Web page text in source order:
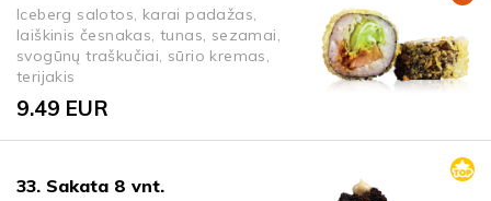
Iceberg salotos, karai padažas,
laiškinis česnakas, tunas, sezamai,
svogūnų traškučiai, sūrio kremas,
terijakis
9.49 EUR
33. Sakata 8 vnt.